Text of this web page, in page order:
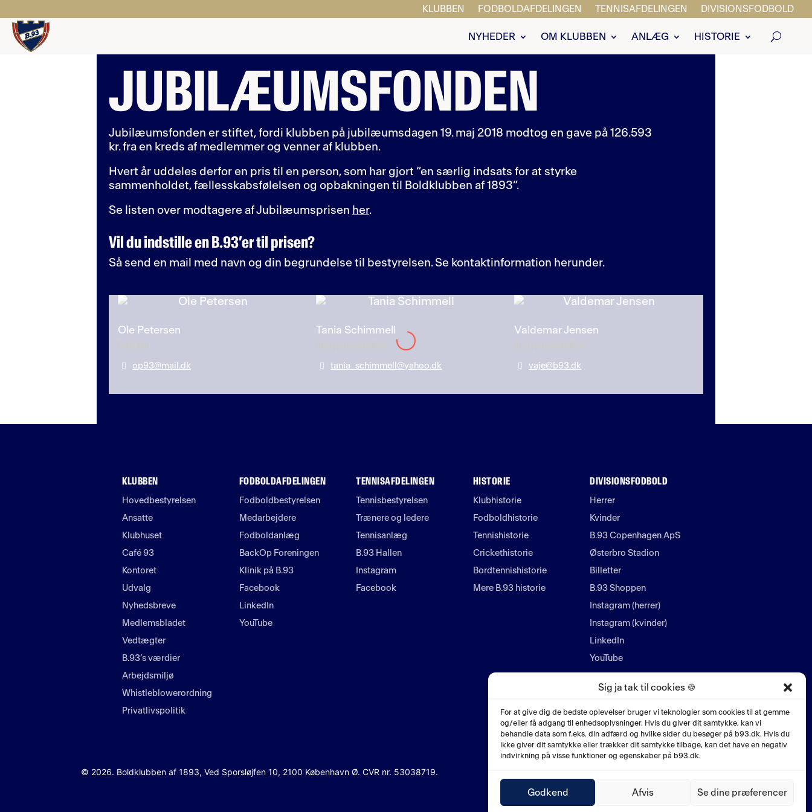
Sig ja tak til cookies 🍪
For at give dig de bedste oplevelser bruger vi teknologier som cookies til at gemme
og/eller få adgang til enhedsoplysninger. Hvis du giver dit samtykke, kan vi
behandle data som f.eks. din adfærd og hvilke sider du besøger på b93.dk. Hvis du
ikke giver dit samtykke eller trækker dit samtykke tilbage, kan det have en negativ
indvirkning på visse funktioner og egenskaber på b93.dk.
Godkend Afvis Se dine præferencer
KLUBBEN FODBOLDAFDELINGEN TENNISAFDELINGEN DIVISIONSFODBOLD
NYHEDER OM KLUBBEN ANLÆG HISTORIE
JUBILÆUMSFONDEN
Jubilæumsfonden er stiftet, fordi klubben på jubilæumsdagen 19. maj 2018 modtog en gave på 126.593
kr. fra en kreds af medlemmer og venner af klubben.
Hvert år uddeles derfor en pris til en person, som har gjort “en særlig indsats for at styrke
sammenholdet, fællesskabsfølelsen og opbakningen til Boldklubben af 1893”.
Se listen over modtagere af Jubilæumsprisen her.
Vil du indstille en B.93’er til prisen?
Så send en mail med navn og din begrundelse til bestyrelsen. Se kontaktinformation herunder.
Ole Petersen
op93@mail.dk
Tania Schimmell
tania_schimmell@yahoo.dk
Valdemar Jensen
vaje@b93.dk
KLUBBEN
Hovedbestyrelsen
Ansatte
Klubhuset
Café 93
Kontoret
Udvalg
Nyhedsbreve
Medlemsbladet
Vedtægter
B.93’s værdier
Arbejdsmiljø
Whistleblowerordning
Privatlivspolitik
FODBOLDAFDELINGEN
Fodboldbestyrelsen
Medarbejdere
Fodboldanlæg
BackOp Foreningen
Klinik på B.93
Facebook
LinkedIn
YouTube
TENNISAFDELINGEN
Tennisbestyrelsen
Trænere og ledere
Tennisanlæg
B.93 Hallen
Instagram
Facebook
HISTORIE
Klubhistorie
Fodboldhistorie
Tennishistorie
Crickethistorie
Bordtennishistorie
Mere B.93 historie
DIVISIONSFODBOLD
Herrer
Kvinder
B.93 Copenhagen ApS
Østerbro Stadion
Billetter
B.93 Shoppen
Instagram (herrer)
Instagram (kvinder)
LinkedIn
YouTube
© 2026. Boldklubben af 1893, Ved Sporsløjfen 10, 2100 København Ø. CVR nr. 53038719.